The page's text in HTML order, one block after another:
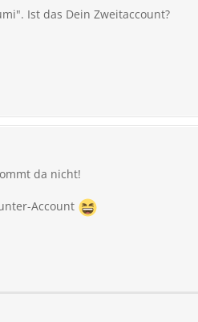
Ist das Dein Zweitaccount?
da nicht!
Account